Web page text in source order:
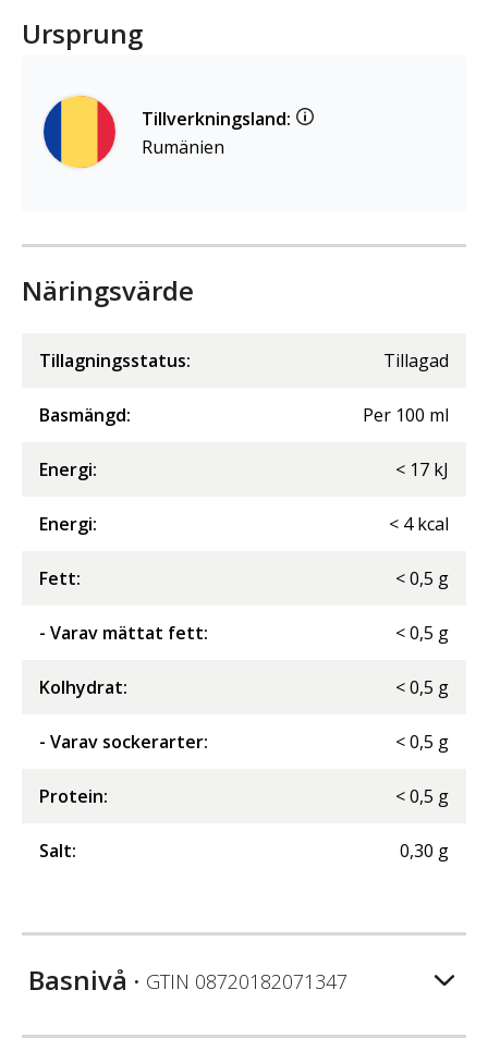
Ursprung
Tillverkningsland:
Rumänien
Näringsvärde
Tillagningsstatus: Tillagad
Basmängd: Per 100 ml
Energi: < 17 kJ
Energi: < 4 kcal
Fett: <0,5 g
- Varav mättat fett: <0,5 g
Kolhydrat: <0,5 g
- Varav sockerarter: <0,5 g
Protein: <0,5 g
Salt: 0,30 g
Basnivå • GTIN 08720182071347